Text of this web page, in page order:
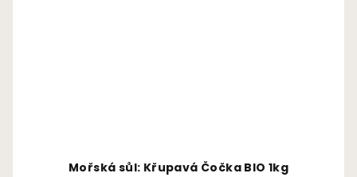
Mořská sůl: Křupavá Čočka BIO 1kg